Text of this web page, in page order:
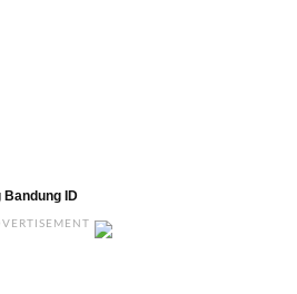
Bandung ID